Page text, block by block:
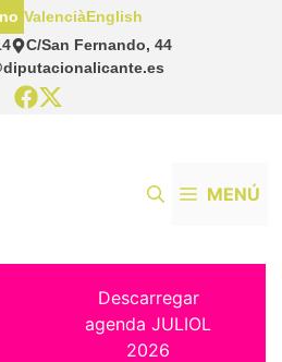
C/San Fernando, 44
ValenciàEnglish
MENÚ
Descarregar
agenda JULIOL
2026